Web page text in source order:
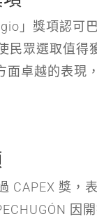
」獎項認可
眾選取值得
卓越的表現
CAPEX 獎，
因